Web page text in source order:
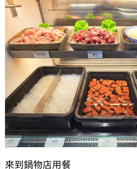
來到鍋物店用餐